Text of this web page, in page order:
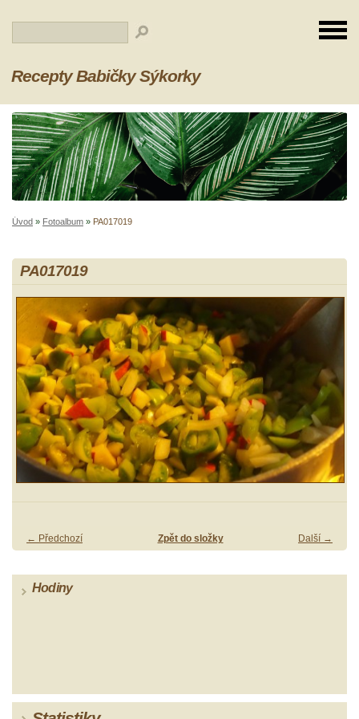
Recepty Babičky Sýkorky
Úvod » Fotoalbum » PA017019
PA017019
← Předchozí Další →
Zpět do složky
Hodiny